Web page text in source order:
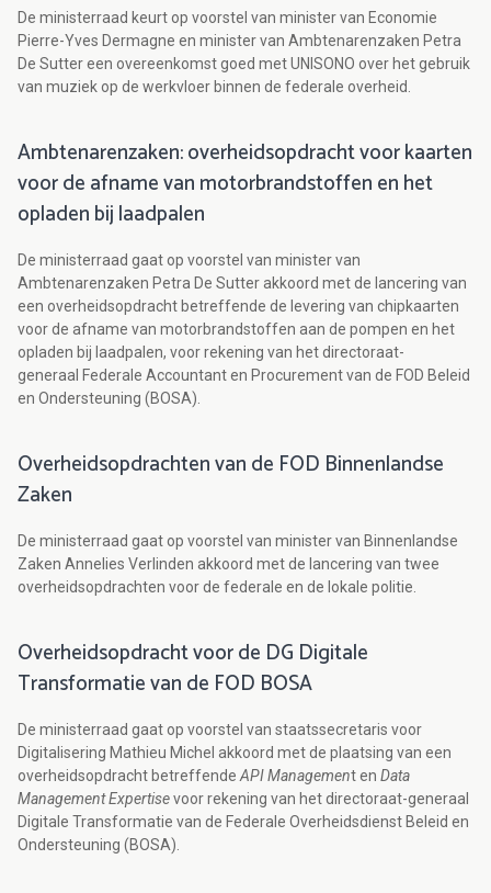
De ministerraad keurt op voorstel van minister van Economie
Pierre-Yves Dermagne en minister van Ambtenarenzaken Petra
De Sutter een overeenkomst goed met UNISONO over het gebruik
van muziek op de werkvloer binnen de federale overheid.
Ambtenarenzaken: overheidsopdracht voor kaarten
voor de afname van motorbrandstoffen en het
opladen bij laadpalen
De ministerraad gaat op voorstel van minister van
Ambtenarenzaken Petra De Sutter akkoord met de lancering van
een overheidsopdracht betreffende de levering van chipkaarten
voor de afname van motorbrandstoffen aan de pompen en het
opladen bij laadpalen, voor rekening van het directoraat-
generaal Federale Accountant en Procurement van de FOD Beleid
en Ondersteuning (BOSA).
Overheidsopdrachten van de FOD Binnenlandse
Zaken
De ministerraad gaat op voorstel van minister van Binnenlandse
Zaken Annelies Verlinden akkoord met de lancering van twee
overheidsopdrachten voor de federale en de lokale politie.
Overheidsopdracht voor de DG Digitale
Transformatie van de FOD BOSA
De ministerraad gaat op voorstel van staatssecretaris voor
Digitalisering Mathieu Michel akkoord met de plaatsing van een
overheidsopdracht betreffende API Management en Data
Management Expertisevoor rekening van het directoraat-generaal
Digitale Transformatie van de Federale Overheidsdienst Beleid en
Ondersteuning (BOSA).